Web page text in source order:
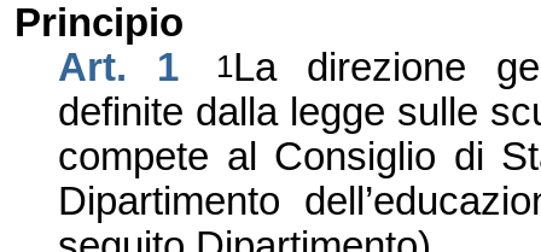
Principio
Art. 1
1La direzione
definite dalla legge sulle
compete al Consiglio di
Dipartimento